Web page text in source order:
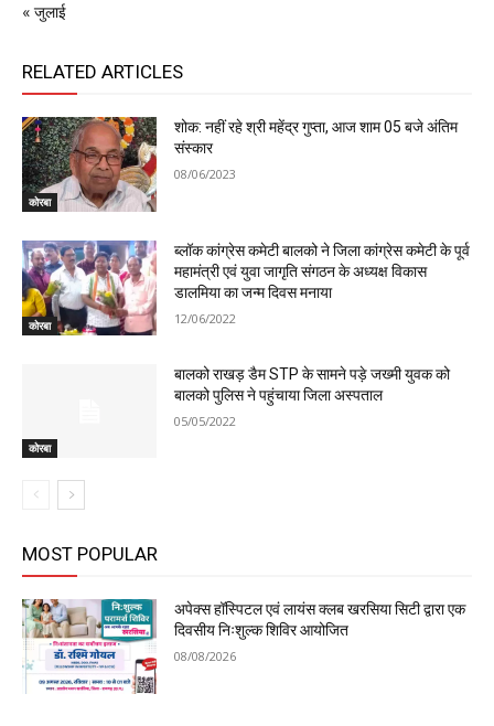
« जुलाई
RELATED ARTICLES
कोरबा
शोक: नहीं रहे श्री महेंद्र गुप्ता, आज शाम 05 बजे अंतिम
संस्कार
08/06/2023
कोरबा
ब्लॉक कांग्रेस कमेटी बालको ने जिला कांग्रेस कमेटी के पूर्व
महामंत्री एवं युवा जागृति संगठन के अध्यक्ष विकास
डालमिया का जन्म दिवस मनाया
12/06/2022
कोरबा
बालको राखड़ डैम STP के सामने पड़े जख्मी युवक को
बालको पुलिस ने पहुंचाया जिला अस्पताल
05/05/2022
MOST POPULAR
अपेक्स हॉस्पिटल एवं लायंस क्लब खरसिया सिटी द्वारा एक
दिवसीय निःशुल्क शिविर आयोजित
08/08/2026